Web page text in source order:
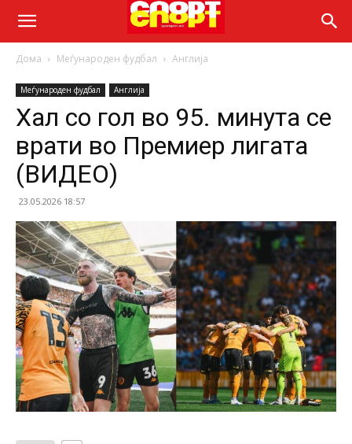
Дома Меѓународен фудбал Англија
Меѓународен фудбал Англија
Хал со гол во 95. минута се
врати во Премиер лигата
(ВИДЕО)
23.05.2026 18:57